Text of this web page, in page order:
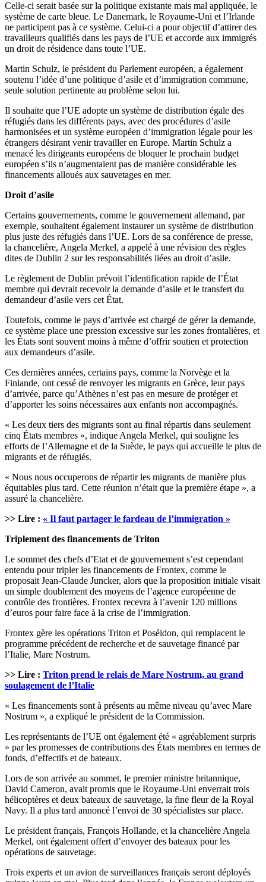
Celle-ci serait basée sur la politique existante mais mal appliquée, le
système de carte bleue. Le Danemark, le Royaume-Uni et l’Irlande
ne participent pas à ce système. Celui-ci a pour objectif d’attirer des
travailleurs qualifiés dans les pays de l’UE et accorde aux immigrés
un droit de résidence dans toute l’UE.
Martin Schulz, le président du Parlement européen, a également
soutenu l’idée d’une politique d’asile et d’immigration commune,
seule solution pertinente au problème selon lui.
Il souhaite que l’UE adopte un système de distribution égale des
réfugiés dans les différents pays, avec des procédures d’asile
harmonisées et un système européen d’immigration légale pour les
étrangers désirant venir travailler en Europe. Martin Schulz a
menacé les dirigeants européens de bloquer le prochain budget
européen s’ils n’augmentaient pas de manière considérable les
financements alloués aux sauvetages en mer.
Droit d’asile
Certains gouvernements, comme le gouvernement allemand, par
exemple, souhaitent également instaurer un système de distribution
plus juste des réfugiés dans l’UE. Lors de sa conférence de presse,
la chancelière, Angela Merkel, a appelé à une révision des règles
dites de Dublin 2 sur les responsabilités liées au droit d’asile.
Le règlement de Dublin prévoit l’identification rapide de l’État
membre qui devrait recevoir la demande d’asile et le transfert du
demandeur d’asile vers cet État.
Toutefois, comme le pays d’arrivée est chargé de gérer la demande,
ce système place une pression excessive sur les zones frontalières, et
les États sont souvent moins à même d’offrir soutien et protection
aux demandeurs d’asile.
Ces dernières années, certains pays, comme la Norvège et la
Finlande, ont cessé de renvoyer les migrants en Grèce, leur pays
d’arrivée, parce qu’Athènes n’est pas en mesure de protéger et
d’apporter les soins nécessaires aux enfants non accompagnés.
« Les deux tiers des migrants sont au final répartis dans seulement
cinq États membres », indique Angela Merkel, qui souligne les
efforts de l’Allemagne et de la Suède, le pays qui accueille le plus de
migrants et de réfugiés.
« Nous nous occuperons de répartir les migrants de manière plus
équitables plus tard. Cette réunion n’était que la première étape », a
assuré la chancelière.
>> Lire : « Il faut partager le fardeau de l’immigration »
Triplement des financements de Triton
Le sommet des chefs d’Etat et de gouvernement s’est cependant
entendu pour tripler les financements de Frontex, comme le
proposait Jean-Claude Juncker, alors que la proposition initiale visait
un simple doublement des moyens de l’agence européenne de
contrôle des frontières. Frontex recevra à l’avenir 120 millions
d’euros pour faire face à la crise de l’immigration.
Frontex gère les opérations Triton et Poséidon, qui remplacent le
programme précédent de recherche et de sauvetage financé par
l’Italie, Mare Nostrum.
>> Lire : Triton prend le relais de Mare Nostrum, au grand
soulagement de l’Italie
« Les financements sont à présents au même niveau qu’avec Mare
Nostrum », a expliqué le président de la Commission.
Les représentants de l’UE ont également été « agréablement surpris
» par les promesses de contributions des États membres en termes de
fonds, d’effectifs et de bateaux.
Lors de son arrivée au sommet, le premier ministre britannique,
David Cameron, avait promis que le Royaume-Uni enverrait trois
hélicoptères et deux bateaux de sauvetage, la fine fleur de la Royal
Navy. Il a plus tard annoncé l’envoi de 30 spécialistes sur place.
Le président français, François Hollande, et la chancelière Angela
Merkel, ont également offert d’envoyer des bateaux pour les
opérations de sauvetage.
Trois experts et un avion de surveillances français seront déployés